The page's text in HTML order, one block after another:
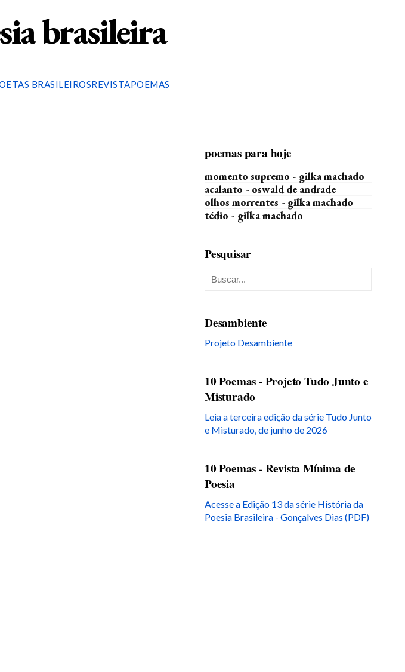
brasileira
BRASILEIROSREVISTAPOEMAS
poemas para hoje
momento supremo - gilka machado
acalanto - oswald de andrade
olhos morrentes - gilka machado
tédio - gilka machado
Pesquisar
Desambiente
Projeto Desambiente
10 Poemas - Projeto Tudo Junto e
Misturado
Leia a terceira edição da série Tudo Junto
e Misturado, de junho de 2026
10 Poemas - Revista Mínima de
Poesia
Acesse a Edição 13 da série História da
Poesia Brasileira - Gonçalves Dias (PDF)